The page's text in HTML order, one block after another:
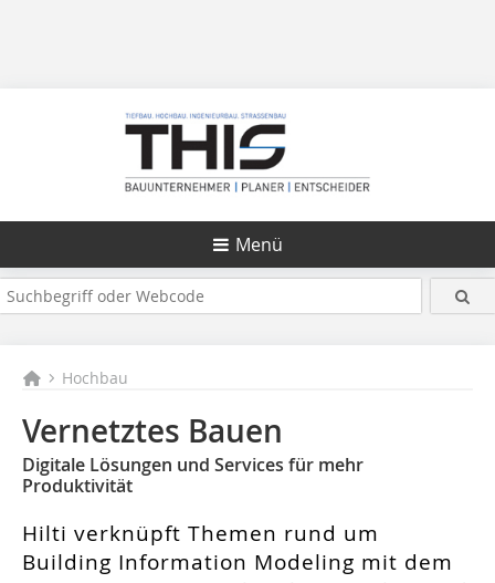
Menü
Hochbau
Vernetztes Bauen
Digitale Lösungen und Services für mehr
Produktivität
Hilti verknüpft Themen rund um
Building Information Modeling mit dem